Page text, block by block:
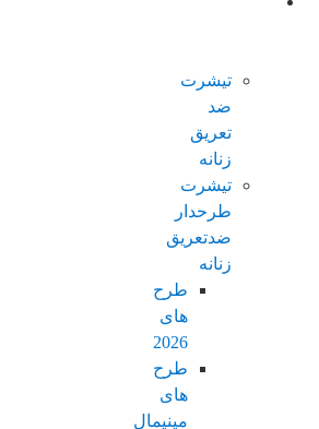
تیشرت
ضد
تعریق
زنانه
تیشرت
طرحدار
ضدتعریق
زنانه
طرح
های
2026
طرح
های
مینیمال